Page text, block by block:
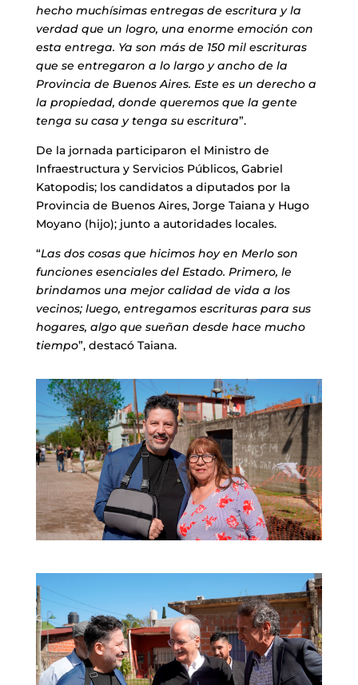
hecho muchísimas entregas de escritura y la
verdad que un logro, una enorme emoción con
esta entrega. Ya son más de 150 mil escrituras
que se entregaron a lo largo y ancho de la
Provincia de Buenos Aires. Este es un derecho a
la propiedad, donde queremos que la gente
tenga su casa y tenga su escritura”.
De la jornada participaron el Ministro de
Infraestructura y Servicios Públicos, Gabriel
Katopodis; los candidatos a diputados por la
Provincia de Buenos Aires, Jorge Taiana y Hugo
Moyano (hijo); junto a autoridades locales.
“Las dos cosas que hicimos hoy en Merlo son
funciones esenciales del Estado. Primero, le
brindamos una mejor calidad de vida a los
vecinos; luego, entregamos escrituras para sus
hogares, algo que sueñan desde hace mucho
tiempo”, destacó Taiana.